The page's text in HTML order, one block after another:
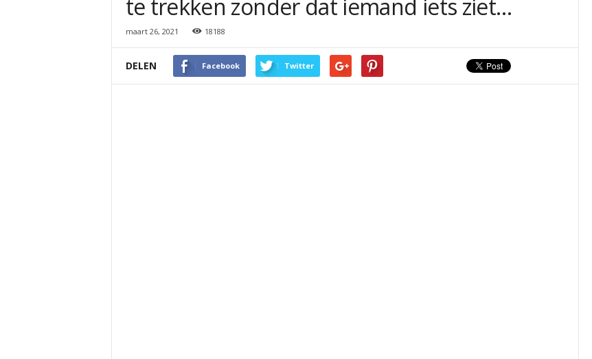
te trekken zonder dat iemand iets ziet…
maart 26, 2021 18188
DELEN Facebook Twitter